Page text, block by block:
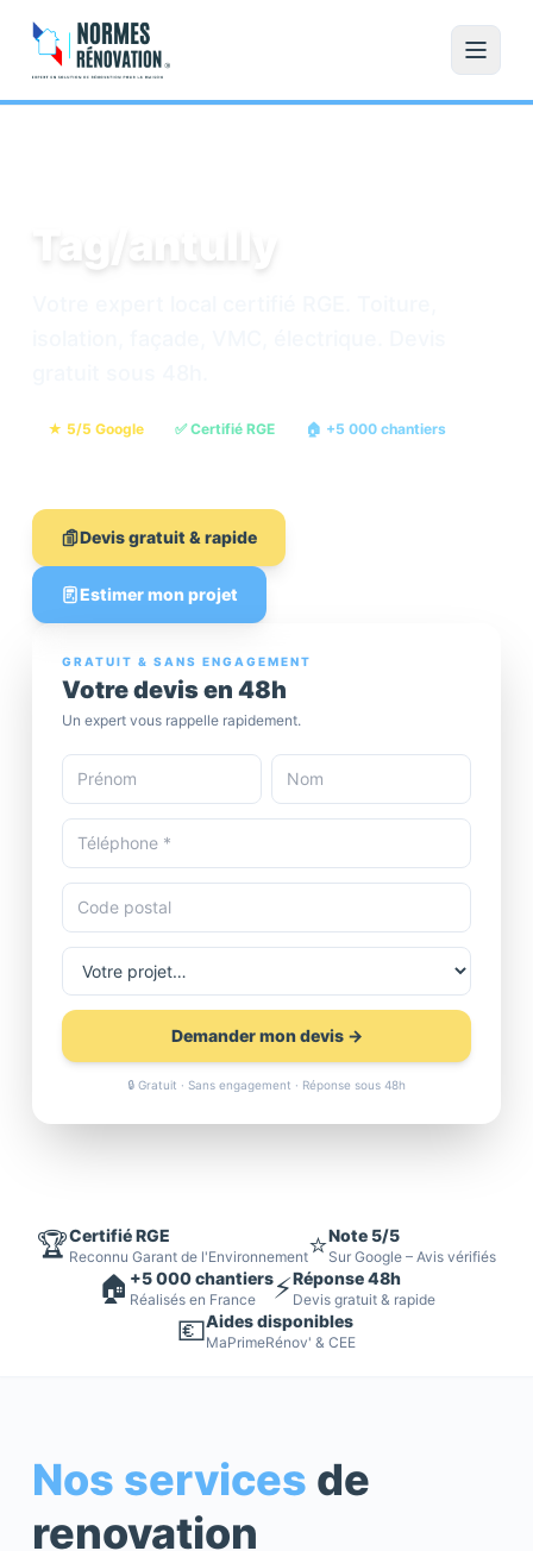
Tag/antully
★ 5/5 Google ✅ Certifié RGE
🏠 +5 000 chantiers
Devis gratuit & rapide
Estimer mon projet
GRATUIT & SANS ENGAGEMENT
Votre devis en 48h
Un expert vous rappelle rapidement.
Demander mon devis →
🔒 Gratuit · Sans engagement · Réponse sous 48h
🏆Certifié RGE
Reconnu Garant de l'Environnement⭐Note 5/5
Sur Google – Avis vérifiés
🏠 +5 000 chantiers
Réalisés en France ⚡Réponse 48h
Devis gratuit & rapide
💶Aides disponibles
MaPrimeRénov' & CEE
Nos services de
renovation